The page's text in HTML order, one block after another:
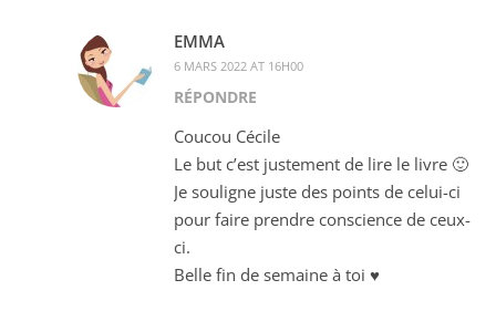
EMMA
6 MARS 2022 AT 16H00
RÉPONDRE
Coucou Cécile
Le but c’est justement de lire le livre 🙂
Je souligne juste des points de celui-ci
pour faire prendre conscience de ceux-
ci.
Belle fin de semaine à toi ♥